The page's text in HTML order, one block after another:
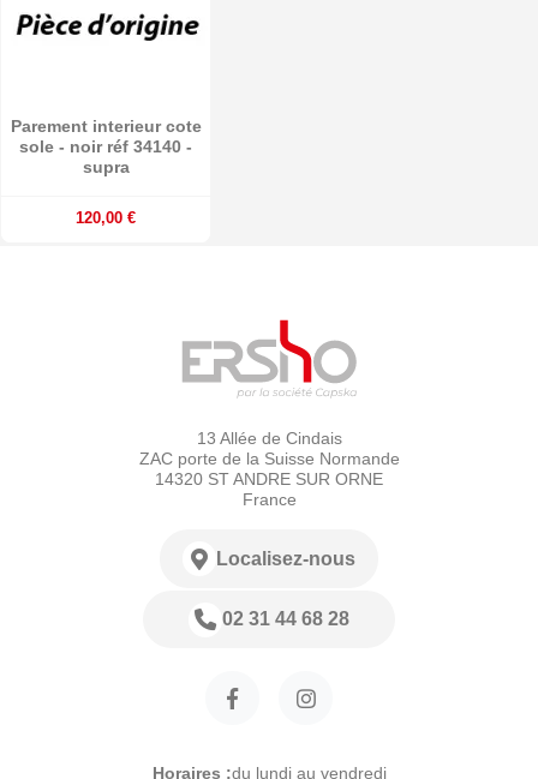
Parement interieur cote
sole - noir réf 34140 -
supra
120,00 €
13 Allée de Cindais
ZAC porte de la Suisse Normande
14320 ST ANDRE SUR ORNE
France
Localisez-nous
02 31 44 68 28
Horaires :du lundi au vendredi